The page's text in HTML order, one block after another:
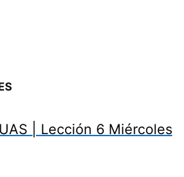
| Lección 6 Miércoles